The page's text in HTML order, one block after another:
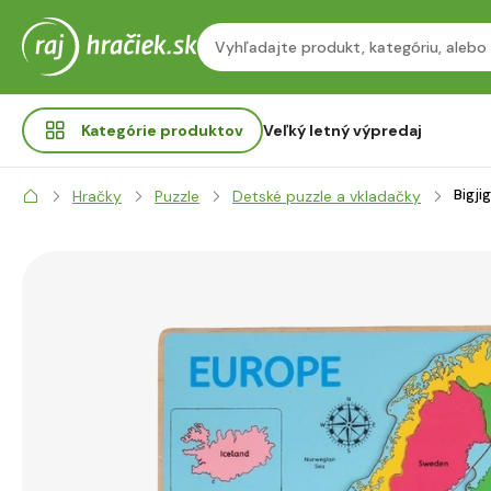
Kategórie produktov Veľký letný výpredaj
Hračky Puzzle Detské puzzle a vkladačky